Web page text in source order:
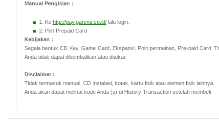
Manual Pengisian :
1. Ke http://pay.garena.co.id/lalu login.
2. Pilih Prepaid Card
Kebijakan :
Segala bentuk CD Key, Game Card, Ekspansi Poin permainan Pre-paid Card ,
Anda tidak dapat dikembalikan atau ditukar.
Disclaimer :
Tidak termasuk manual, CD Instalasi, kotak kartu fisik atau elemen fisik lainnya.
Anda akan dapat melihat kode Anda (s) di History Transaction setelah membeli